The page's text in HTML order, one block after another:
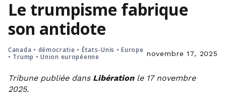
Le trumpisme fabrique
son antidote
Canada • démocratie • États-Unis •Europe
• Trump •Union européenne novembre 17, 2025
Tribune publiée dans Libérationle 17 novembre
2025.